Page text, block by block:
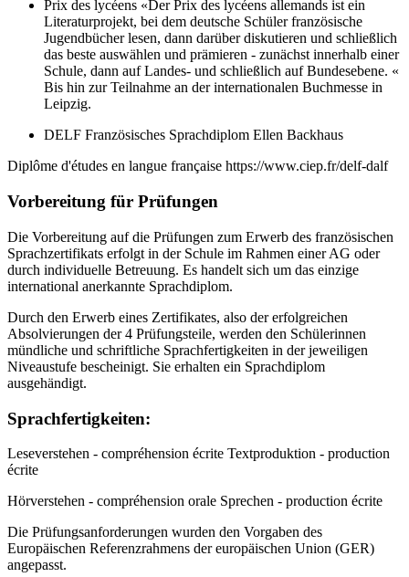
Prix des lycéens «Der Prix des lycéens allemands ist ein
Literaturprojekt, bei dem deutsche Schüler französische
Jugendbücher lesen, dann darüber diskutieren und schließlich
das beste auswählen und prämieren - zunächst innerhalb einer
Schule, dann auf Landes- und schließlich auf Bundesebene. «
Bis hin zur Teilnahme an der internationalen Buchmesse in
Leipzig.
DELF Französisches Sprachdiplom Ellen Backhaus
Diplôme d'études en langue française https://www.ciep.fr/delf-dalf
Vorbereitung für Prüfungen
Die Vorbereitung auf die Prüfungen zum Erwerb des französischen
Sprachzertifikats erfolgt in der Schule im Rahmen einer AG oder
durch individuelle Betreuung. Es handelt sich um das einzige
international anerkannte Sprachdiplom.
Durch den Erwerb eines Zertifikates, also der erfolgreichen
Absolvierungen der 4 Prüfungsteile, werden den Schülerinnen
mündliche und schriftliche Sprachfertigkeiten in der jeweiligen
Niveaustufe bescheinigt. Sie erhalten ein Sprachdiplom
ausgehändigt.
Sprachfertigkeiten:
Leseverstehen - compréhension écrite Textproduktion - production
écrite
Hörverstehen - compréhension orale Sprechen - production écrite
Die Prüfungsanforderungen wurden den Vorgaben des
Europäischen Referenzrahmens der europäischen Union (GER)
angepasst.